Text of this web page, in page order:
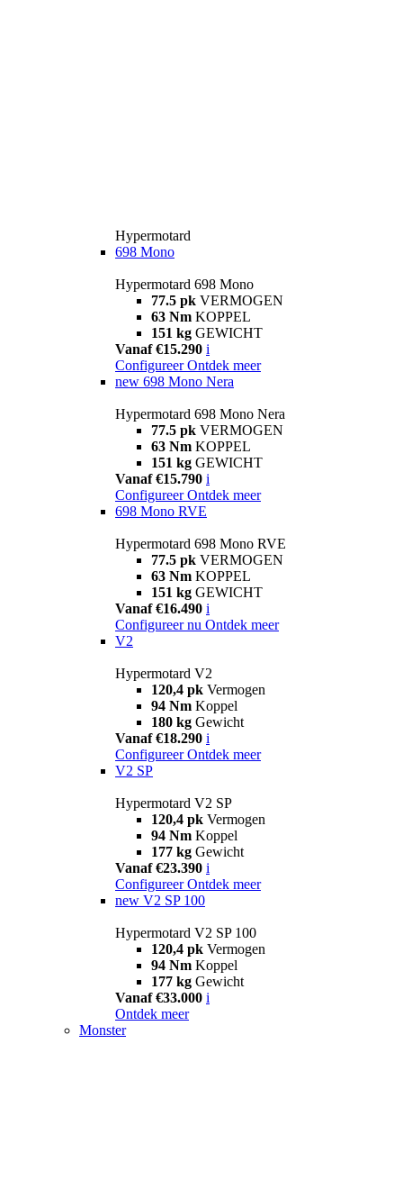
Hypermotard
698 Mono
Hypermotard 698 Mono
77.5 pk VERMOGEN
63 Nm KOPPEL
151 kg GEWICHT
Vanaf €15.290 i
Configureer Ontdek meer
new 698 Mono Nera
Hypermotard 698 Mono Nera
77.5 pk VERMOGEN
63 Nm KOPPEL
151 kg GEWICHT
Vanaf €15.790 i
Configureer Ontdek meer
698 Mono RVE
Hypermotard 698 Mono RVE
77.5 pk VERMOGEN
63 Nm KOPPEL
151 kg GEWICHT
Vanaf €16.490 i
Configureer nu Ontdek meer
V2
Hypermotard V2
120,4 pk Vermogen
94 Nm Koppel
180 kg Gewicht
Vanaf €18.290 i
Configureer Ontdek meer
V2 SP
Hypermotard V2 SP
120,4 pk Vermogen
94 Nm Koppel
177 kg Gewicht
Vanaf €23.390 i
Configureer Ontdek meer
new V2 SP 100
Hypermotard V2 SP 100
120,4 pk Vermogen
94 Nm Koppel
177 kg Gewicht
Vanaf €33.000 i
Ontdek meer
Monster